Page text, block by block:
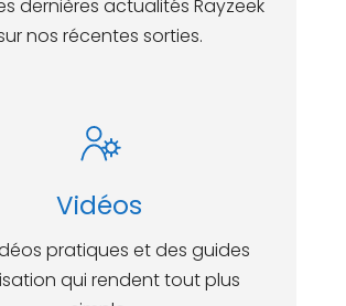
dernières actualités Rayzeek
nos récentes sorties.
Vidéos
pratiques et des guides
qui rendent tout plus